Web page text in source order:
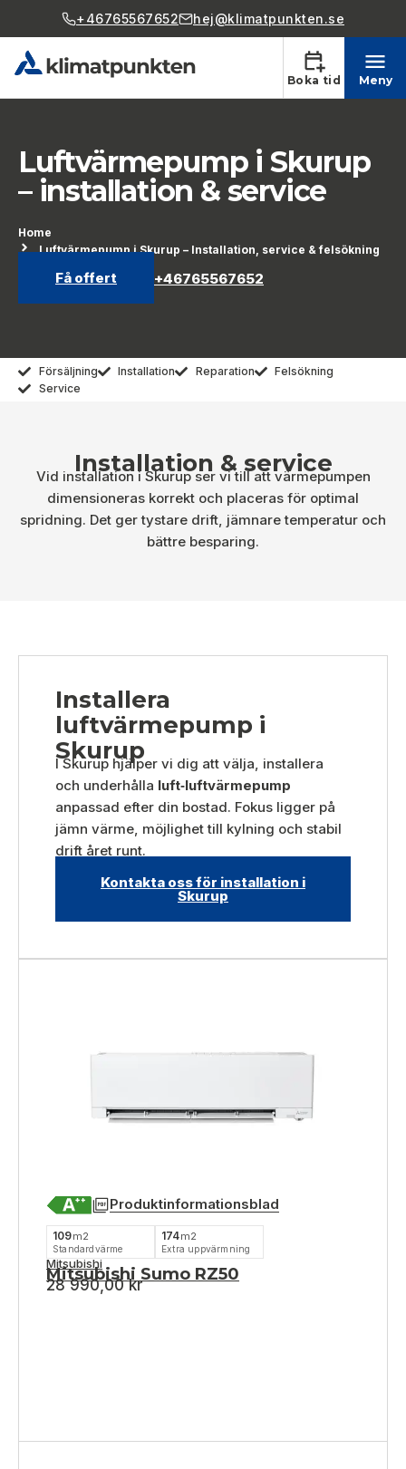
+46765567652 hej@klimatpunkten.se
Boka tid Meny
Luftvärmepump i Skurup
– installation & service
Home
Luftvärmepump i Skurup – Installation, service & felsökning
Få offert +46765567652
Försäljning Installation Reparation
Felsökning
Service
Installation & service
Vid installation i Skurup ser vi till att värmepumpen
dimensioneras korrekt och placeras för optimal
spridning. Det ger tystare drift, jämnare temperatur och
bättre besparing.
Installera
luftvärmepump i
Skurup
I Skurup hjälper vi dig att välja, installera
och underhålla luft‑luftvärmepump
anpassad efter din bostad. Fokus ligger på
jämn värme, möjlighet till kylning och stabil
drift året runt.
Kontakta oss för installation i
Skurup
Produktinformationsblad
109m2
Standardvärme
174m2
Extra uppvärmning
Mitsubishi
Mitsubishi Sumo RZ50
28 990,00kr